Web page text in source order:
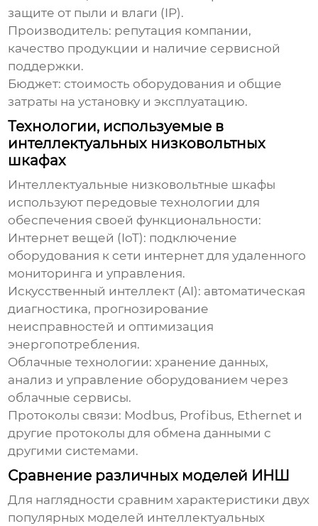
защите от пыли и влаги (IP).
Производитель: репутация компании,
качество продукции и наличие сервисной
поддержки.
Бюджет: стоимость оборудования и общие
затраты на установку и эксплуатацию.
Технологии, используемые в
интеллектуальных низковольтных
шкафах
Интеллектуальные низковольтные шкафы
используют передовые технологии для
обеспечения своей функциональности:
Интернет вещей (IoT): подключение
оборудования к сети интернет для удаленного
мониторинга и управления.
Искусственный интеллект (AI): автоматическая
диагностика, прогнозирование
неисправностей и оптимизация
энергопотребления.
Облачные технологии: хранение данных,
анализ и управление оборудованием через
облачные сервисы.
Протоколы связи: Modbus, Profibus, Ethernet и
другие протоколы для обмена данными с
другими системами.
Сравнение различных моделей ИНШ
Для наглядности сравним характеристики двух
популярных моделей интеллектуальных